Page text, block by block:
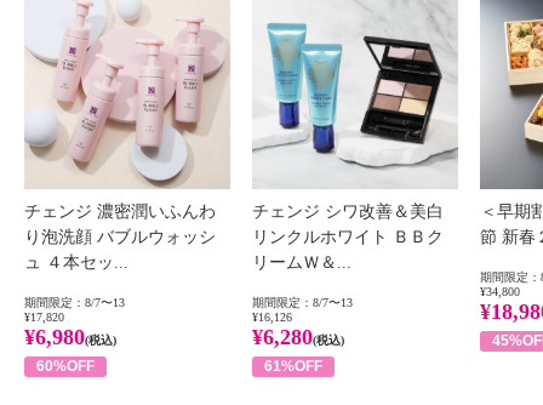
チェンジ 濃密潤いふんわ
り泡洗顔 バブルウォッシ
ュ ４本セッ...
期間限定：8/7〜13
¥17,820
¥6,980(税込)
60%OFF
チェンジ シワ改善＆美白
リンクルホワイト ＢＢク
リームＷ＆...
期間限定：8/7〜13
¥16,126
¥6,280(税込)
61%OFF
＜早期
節 新春
期間限定：
¥34,800